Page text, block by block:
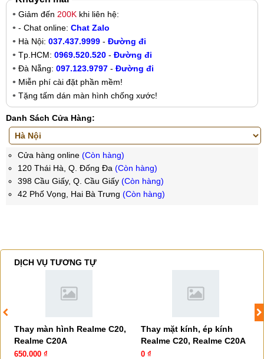
Giảm đến 200K khi liên hệ:
- Chat online: Chat Zalo
Hà Nội: 037.437.9999 - Đường đi
Tp.HCM: 0969.520.520 - Đường đi
Đà Nẵng: 097.123.9797 - Đường đi
Miễn phí cài đặt phần mềm!
Tặng tấm dán màn hình chống xước!
Danh Sách Cửa Hàng:
Cửa hàng online (Còn hàng)
120 Thái Hà, Q. Đống Đa (Còn hàng)
398 Cầu Giấy, Q. Cầu Giấy (Còn hàng)
42 Phố Vọng, Hai Bà Trưng (Còn hàng)
DỊCH VỤ TƯƠNG TỰ
Thay màn hình Realme C20,
Realme C20A
650.000 ₫
Thay mặt kính, ép kính
Realme C20, Realme C20A
0 ₫